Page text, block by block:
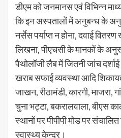
डीएम को जनमानस एवं विभिन्न
कि इन अस्पतालों में अनुबन्ध के
नर्सेस पर्याप्त न होेना, दवाई
लिखना, पीएचसी के मानकों के
पैथोलॉजी लैब में जितनी जांच
खराब सफाई व्यवस्था आदि
जाखन, रीठामंडी, कारगी, माजरा,
चुना भट्टा, बकरालवाला, बीएस
स्थानों पर पीपीपी मोड पर
स्वास्थ्य केन्द्र।